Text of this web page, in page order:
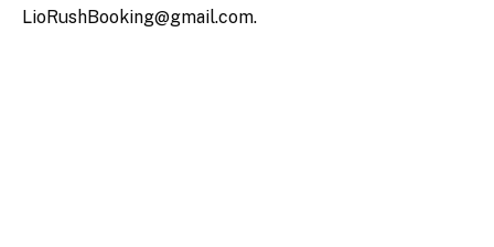
LioRushBooking@gmail.com.